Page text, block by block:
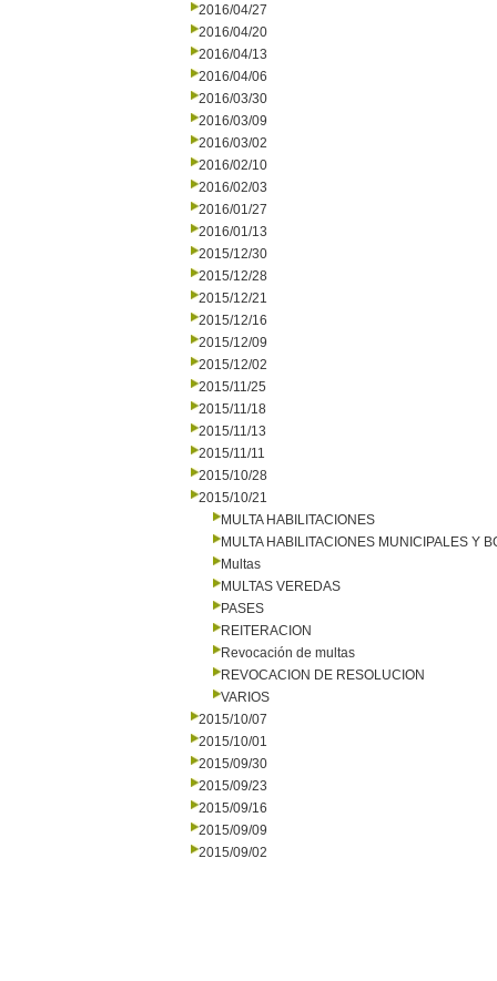
2016/04/27
2016/04/20
2016/04/13
2016/04/06
2016/03/30
2016/03/09
2016/03/02
2016/02/10
2016/02/03
2016/01/27
2016/01/13
2015/12/30
2015/12/28
2015/12/21
2015/12/16
2015/12/09
2015/12/02
2015/11/25
2015/11/18
2015/11/13
2015/11/11
2015/10/28
2015/10/21
MULTA HABILITACIONES
MULTA HABILITACIONES MUNICIPALES Y
Multas
MULTAS VEREDAS
PASES
REITERACION
Revocación de multas
REVOCACION DE RESOLUCION
VARIOS
2015/10/07
2015/10/01
2015/09/30
2015/09/23
2015/09/16
2015/09/09
2015/09/02